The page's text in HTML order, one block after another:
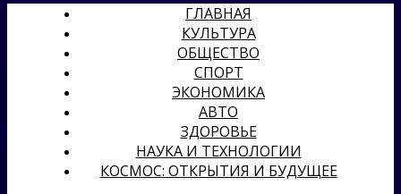
ГЛАВНАЯ
КУЛЬТУРА
ОБЩЕСТВО
СПОРТ
ЭКОНОМИКА
АВТО
ЗДОРОВЬЕ
НАУКА И ТЕХНОЛОГИИ
КОСМОС: ОТКРЫТИЯ И БУДУЩЕЕ